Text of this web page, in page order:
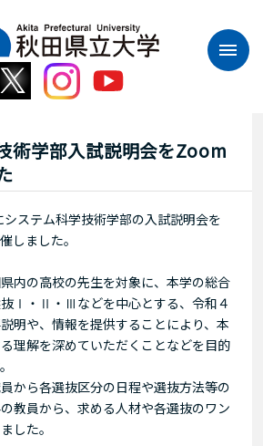
術学部入試説明会をZoom
ステム科学技術学部の入試説明会を
しました。
内の高校の先生を対象に、本学の総合
抜Ⅰ・Ⅱ・Ⅲなどを中心とする、令和４
明や、情報を提供することにより、本
理解を深めていただくことなどを目的
から各選抜区分の日程や選抜方法等の
教員から、求める人材や各選抜のワン
した。